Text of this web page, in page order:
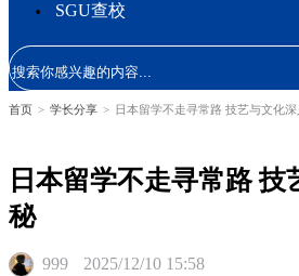
SGU查校
首页 > 学长分享 > 日本留学不走寻常路 技艺与文化
日本留学不走寻常路 技
秘
999 2025/12/10 15:58